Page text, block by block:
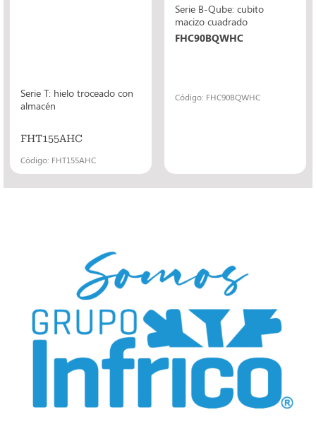
Serie T: hielo troceado con
almacén
FHT155AHC
Código: FHT155AHC
Serie B-Qube: cubito
macizo cuadrado
FHC90BQWHC
Código: FHC90BQWHC